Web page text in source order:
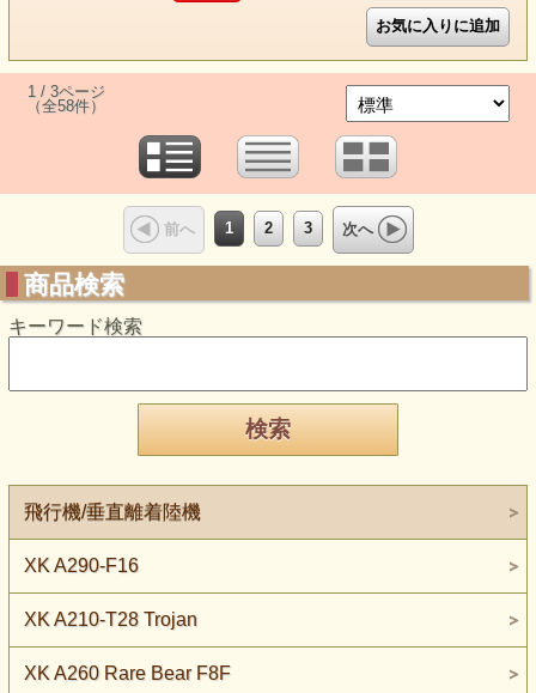
1 / 3ページ
（全58件）
前へ 1 2 3 次へ
商品検索
キーワード検索
飛行機/垂直離着陸機
XK A290-F16
XK A210-T28 Trojan
XK A260 Rare Bear F8F